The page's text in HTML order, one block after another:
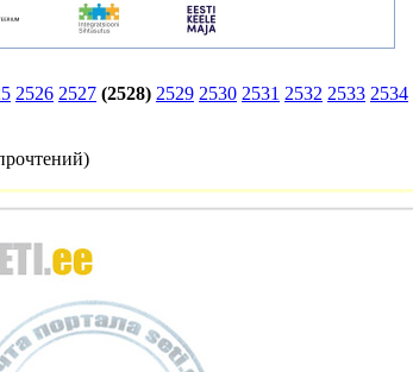
2526 2527 (2528) 2529 2530 2531 2532 2533 2534
)